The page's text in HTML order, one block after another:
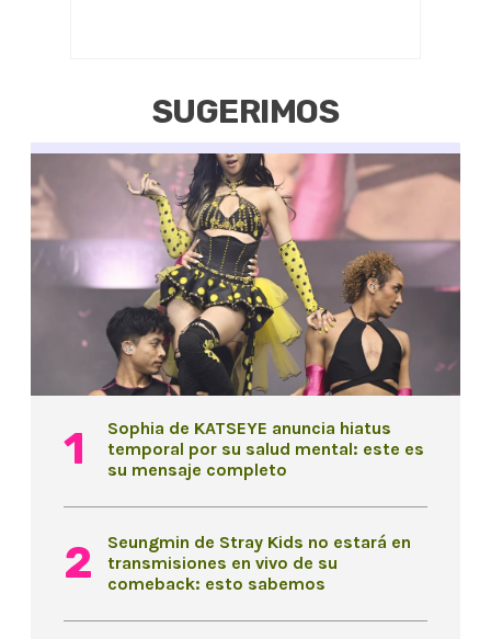
SUGERIMOS
Sophia de KATSEYE anuncia hiatus
temporal por su salud mental: este es
su mensaje completo
Seungmin de Stray Kids no estará en
transmisiones en vivo de su
comeback: esto sabemos